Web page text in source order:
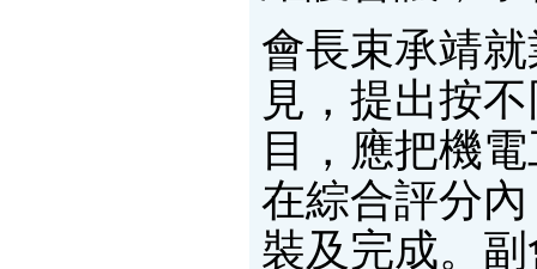
會長束承靖
見，提出按
目，應把機
在綜合評分
裝及完成。